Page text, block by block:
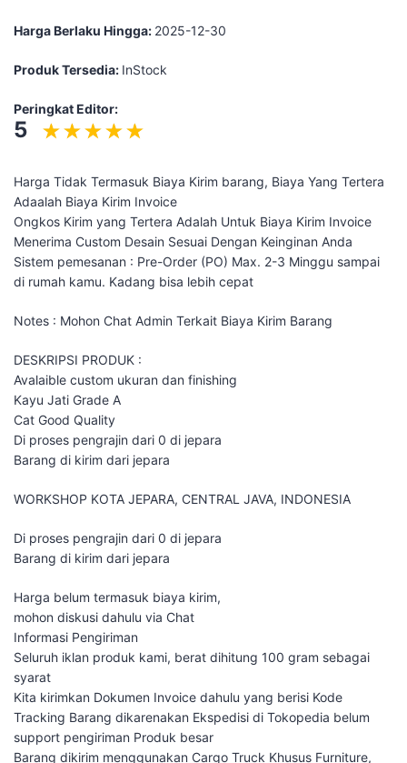
Harga Berlaku Hingga: 2025-12-30
Produk Tersedia: InStock
Peringkat Editor:
5
Harga Tidak Termasuk Biaya Kirim barang, Biaya Yang Tertera
Adaalah Biaya Kirim Invoice
Ongkos Kirim yang Tertera Adalah Untuk Biaya Kirim Invoice
Menerima Custom Desain Sesuai Dengan Keinginan Anda
Sistem pemesanan : Pre-Order (PO) Max. 2-3 Minggu sampai
di rumah kamu. Kadang bisa lebih cepat
Notes : Mohon Chat Admin Terkait Biaya Kirim Barang
DESKRIPSI PRODUK :
Avalaible custom ukuran dan finishing
Kayu Jati Grade A
Cat Good Quality
Di proses pengrajin dari 0 di jepara
Barang di kirim dari jepara
WORKSHOP KOTA JEPARA, CENTRAL JAVA, INDONESIA
Di proses pengrajin dari 0 di jepara
Barang di kirim dari jepara
Harga belum termasuk biaya kirim,
mohon diskusi dahulu via Chat
Informasi Pengiriman
Seluruh iklan produk kami, berat dihitung 100 gram sebagai
syarat
Kita kirimkan Dokumen Invoice dahulu yang berisi Kode
Tracking Barang dikarenakan Ekspedisi di Tokopedia belum
support pengiriman Produk besar
Barang dikirim menggunakan Cargo Truck Khusus Furniture,